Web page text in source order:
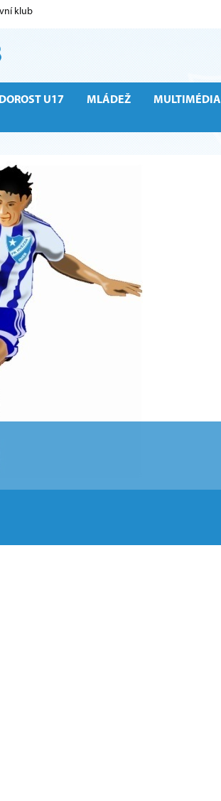
klub
DOROST U17 MLÁDEŽ MULTIMÉDIA